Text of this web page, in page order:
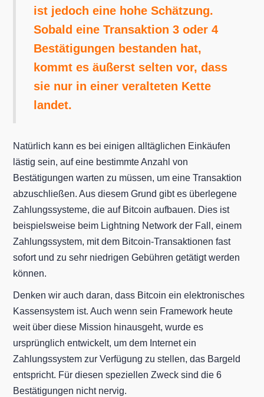
ist jedoch eine hohe Schätzung.
Sobald eine Transaktion 3 oder 4
Bestätigungen bestanden hat,
kommt es äußerst selten vor, dass
sie nur in einer veralteten Kette
landet.
Natürlich kann es bei einigen alltäglichen Einkäufen
lästig sein, auf eine bestimmte Anzahl von
Bestätigungen warten zu müssen, um eine Transaktion
abzuschließen. Aus diesem Grund gibt es überlegene
Zahlungssysteme, die auf Bitcoin aufbauen. Dies ist
beispielsweise beim Lightning Network der Fall, einem
Zahlungssystem, mit dem Bitcoin-Transaktionen fast
sofort und zu sehr niedrigen Gebühren getätigt werden
können.
Denken wir auch daran, dass Bitcoin ein elektronisches
Kassensystem ist. Auch wenn sein Framework heute
weit über diese Mission hinausgeht, wurde es
ursprünglich entwickelt, um dem Internet ein
Zahlungssystem zur Verfügung zu stellen, das Bargeld
entspricht. Für diesen speziellen Zweck sind die 6
Bestätigungen nicht nervig.